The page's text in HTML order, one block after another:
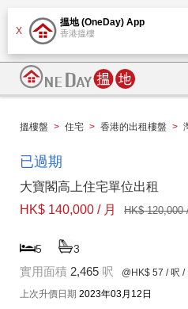
X
搵地 (OneDay) App
香港搵樓
搵樓盤 > 住宅 > 香港的出租樓盤 >
已過期
大寶閣高上住宅單位出租
HK$ 140,000 / 月
HK$ 120,000
5 3
實用面積 2,465 呎 @HK$ 57 / 呎 /
上次升價日期 2023年03月12日